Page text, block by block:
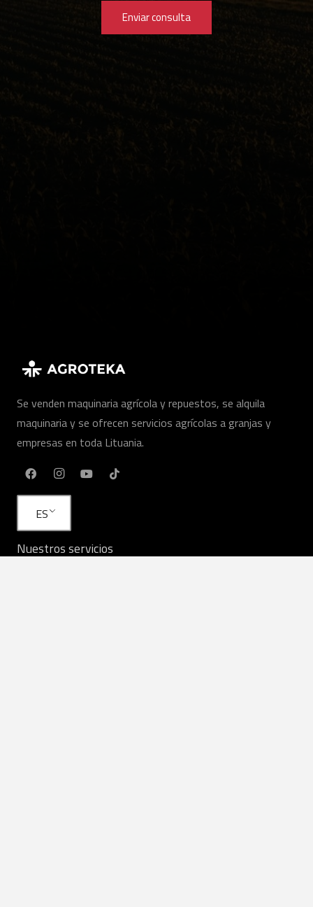
Enviar consulta
Se venden maquinaria agrícola y repuestos, se alquila
maquinaria y se ofrecen servicios agrícolas a granjas y
empresas en toda Lituania.
ES
Nuestros servicios